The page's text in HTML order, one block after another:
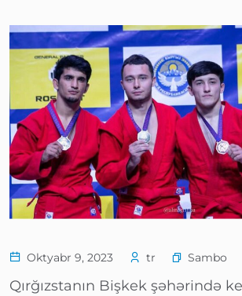
Oktyabr 9, 2023 tr Sambo
Qırğızstanın Bişkek şəhərində